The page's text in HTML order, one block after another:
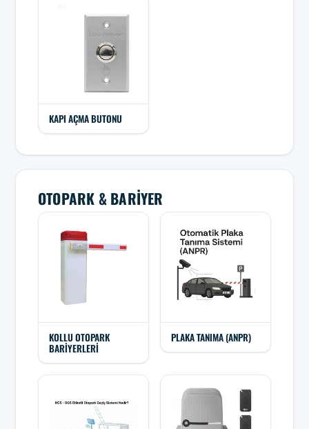
KAPI AÇMA BUTONU
OTOPARK & BARIYER
KOLLU OTOPARK
BARIYERLERI
PLAKA TANIMA (ANPR)